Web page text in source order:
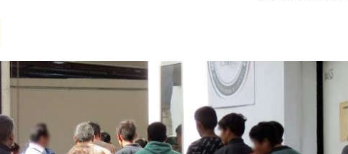
Messenger